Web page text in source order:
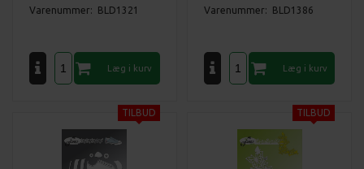
Varenummer: BLD1321 Varenummer: BLD1386